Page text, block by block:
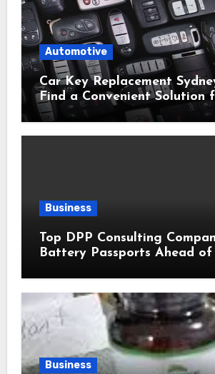
Automotive
Car Key Replacement
Find a Convenient Solution
Vehicle
Business
Top DPP Consulting
Battery Passports Ahead of
Business